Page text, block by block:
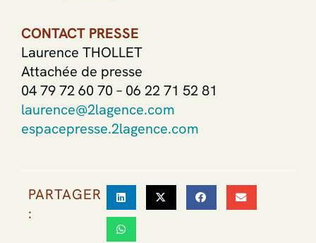
CONTACT PRESSE
Laurence THOLLET
Attachée de presse
04 79 72 60 70 – 06 22 71 52 81
laurence@2lagence.com
espacepresse.2lagence.com
PARTAGER
: